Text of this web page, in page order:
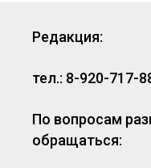
Редакция:
тел.: 8-920-717-
По вопросам
обращаться: